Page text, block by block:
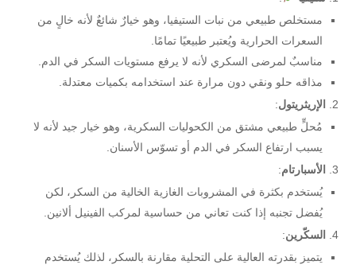
مستخلص طبيعي من نبات الستيفيا، وهو خيارٌ شائعٌ لأنه خالٍ من
السعرات الحرارية ويُعتبر طبيعيًا تمامًا.
مناسبٌ لمرضى السكري لأنه لا يرفع مستويات السكر في الدم.
مذاقه حلو ونقي دون مرارة عند استخدامه بكميات معتدلة.
الإريثريتول:
مُحلٍّ طبيعي مشتق من الكحوليات السكرية، وهو خيار جيد لأنه لا
يسبب ارتفاع السكر في الدم أو تسوّس الأسنان.
الأسبارتام:
يُستخدم بكثرة في المشروبات الغازية الخالية من السكر، لكن
يُفضل تجنبه إذا كنت تعاني من حساسية لمركب الفينيل ألانين.
السكّرين:
يتميز بقدرته العالية على التحلية مقارنة بالسكر، لذلك يُستخدم